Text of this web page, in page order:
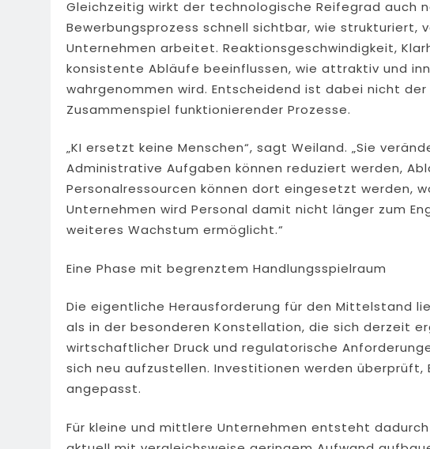
Gleichzeitig wirkt der technologische Reifegrad auch
Bewerbungsprozess schnell sichtbar, wie strukturiert,
Unternehmen arbeitet. Reaktionsgeschwindigkeit,
konsistente Abläufe beeinflussen, wie attraktiv und
wahrgenommen wird. Entscheidend ist dabei nicht
Zusammenspiel funktionierender Prozesse.
„KI ersetzt keine Menschen“, sagt Weiland. „Sie
Administrative Aufgaben können reduziert werden,
Personalressourcen können dort eingesetzt werden,
Unternehmen wird Personal damit nicht länger zum
weiteres Wachstum ermöglicht.“
Eine Phase mit begrenztem Handlungsspielraum
Die eigentliche Herausforderung für den Mittelstand
als in der besonderen Konstellation, die sich derzeit
wirtschaftlicher Druck und regulatorische
sich neu aufzustellen. Investitionen werden überprüft,
angepasst.
Für kleine und mittlere Unternehmen entsteht